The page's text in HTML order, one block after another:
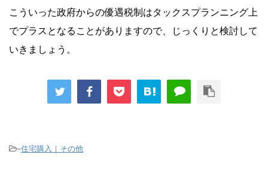
こういった政府からの優遇税制はタックスプランニング上
でプラスとなることがありますので、じっくりと検討して
いきましょう。
-住宅購入｜その他